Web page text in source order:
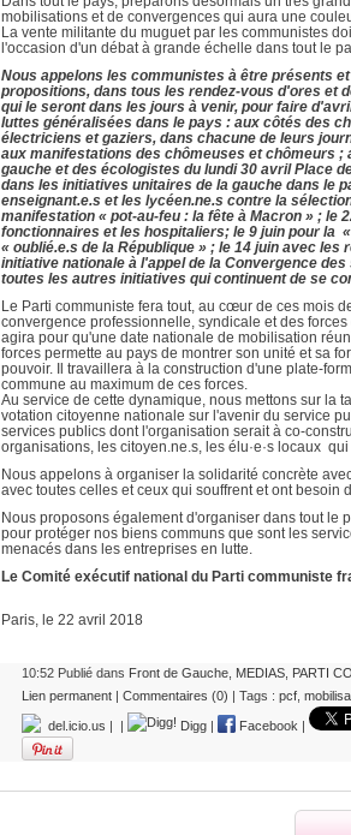
mobilisations et de convergences qui aura une
La vente militante du muguet par les communistes
l'occasion d'un débat à grande échelle dans tout le
Nous appelons les communistes à être présents
propositions, dans tous les rendez-vous d'ores et
qui le seront dans les jours à venir, pour faire
luttes généralisées dans le pays : aux côtés des
électriciens et gaziers, dans chacune de leurs
aux manifestations des chômeuses et chômeurs ;
gauche et des écologistes du lundi 30 avril Place
dans les initiatives unitaires de la gauche dans le
enseignant.e.s et les lycéen.ne.s contre la
manifestation « pot-au-feu : la fête à Macron » ; le
fonctionnaires et les hospitaliers; le 9 juin pour la
« oublié.e.s de la République » ; le 14 juin avec les
initiative nationale à l'appel de la Convergence
toutes les autres initiatives qui continuent de se
Le Parti communiste fera tout, au cœur de ces mois
convergence professionnelle, syndicale et des forces
agira pour qu'une date nationale de mobilisation
forces permette au pays de montrer son unité et sa
pouvoir. Il travaillera à la construction d'une plate-
commune au maximum de ces forces.
Au service de cette dynamique, nous mettons sur la
votation citoyenne nationale sur l'avenir du service
services publics dont l'organisation serait à co-
organisations, les citoyen.ne.s, les élu·e·s locaux qui
Nous appelons à organiser la solidarité concrète
avec toutes celles et ceux qui souffrent et ont besoin
Nous proposons également d'organiser dans tout le
pour protéger nos biens communs que sont les
menacés dans les entreprises en lutte.
Le Comité exécutif national du Parti communiste
Paris, le 22 avril 2018
10:52 Publié dans Front de Gauche, MEDIAS, PARTI
Lien permanent
Commentaires (0) | Tags : pcf,
del.icio.us Digg Facebook